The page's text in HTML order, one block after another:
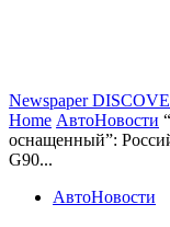
Newspaper
Home АвтоНовости
оснащенный”:
G90...
АвтоНовости